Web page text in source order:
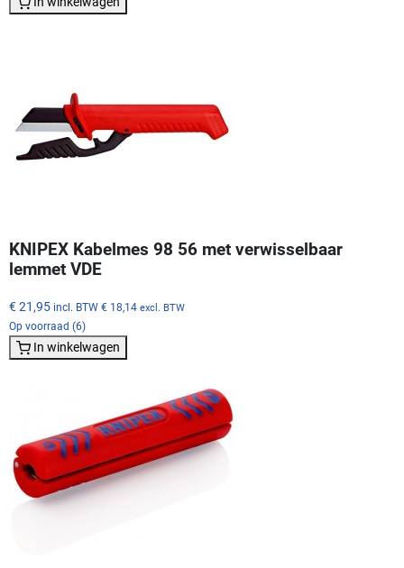
KNIPEX Kabelmes 98 56 met verwisselbaar
lemmet VDE
€ 21,95 incl. BTW € 18,14 excl. BTW
Op voorraad (6)
In winkelwagen